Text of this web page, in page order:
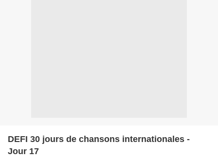
DEFI 30 jours de chansons internationales -
Jour 17